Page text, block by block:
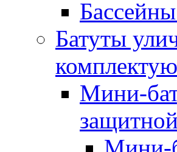
Батуты
Мини-